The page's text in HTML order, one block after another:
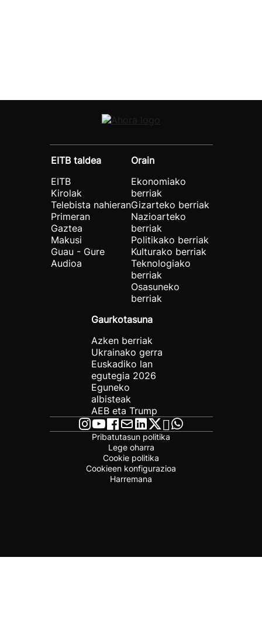
EITB taldea
EITB
Kirolak
Telebista nahieran
Primeran
Gaztea
Makusi
Guau - Gure
Audioa
Orain
Ekonomiako
berriak
Gizarteko berriak
Nazioarteko
berriak
Politikako berriak
Kulturako berriak
Teknologiako
berriak
Osasuneko
berriak
Gaurkotasuna
Azken berriak
Ukrainako gerra
Euskadiko lan
egutegia 2026
Eguneko
albisteak
AEB eta Trump
Pribatutasun politika
Lege oharra
Cookie politika
Cookieen konfigurazioa
Harremana